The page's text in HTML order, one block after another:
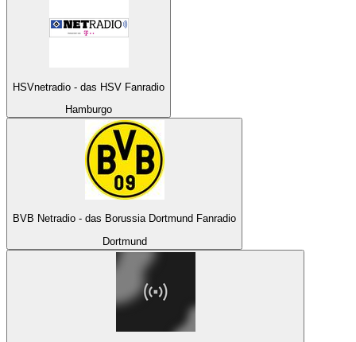
HSVnetradio - das HSV Fanradio
Hamburgo
BVB Netradio - das Borussia Dortmund Fanradio
Dortmund